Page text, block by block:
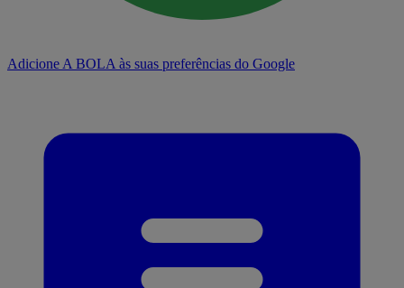
Adicione A BOLA às suas preferências do Google